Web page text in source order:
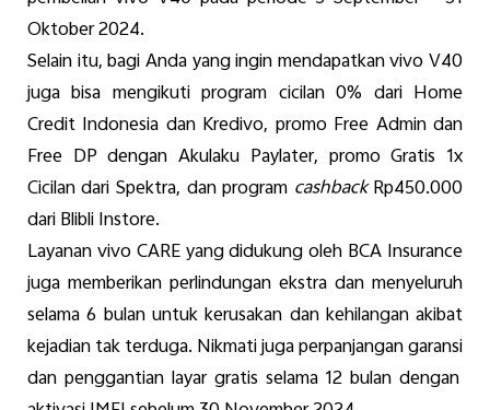
Oktober 2024.
Selainitu,bagiAndayanginginmendapatkanvivo V40
jugabisa mengikuti program cicilan0% dariHome
Credit Indonesia dan Kredivo, promo Free Admin dan
Free DPdengan Akulaku Paylater, promo Gratis 1x
Cicilandari Spektra, dan program cashbackRp450.000
dariBlibli Instore.
Layananvivo CARE yangdidukungoleh BCA Insurance
juga memberikan perlindungan ekstra danmenyeluruh
selama6 bulan untuk kerusakan dan kehilangan akibat
kejadiantakterduga. Nikmatijugaperpanjangangaransi
dan penggantian layargratis selama12bulan dengan